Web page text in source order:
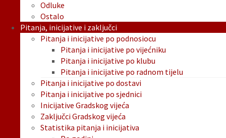
Odluke
Ostalo
Pitanja, inicijative i zaključci
Pitanja i inicijative po podnosiocu
Pitanja i inicijative po vijećniku
Pitanja i inicijative po klubu
Pitanja i inicijative po radnom tijelu
Pitanja i inicijative po dostavi
Pitanja i inicijative po sjednici
Inicijative Gradskog vijeća
Zaključci Gradskog vijeća
Statistika pitanja i inicijativa